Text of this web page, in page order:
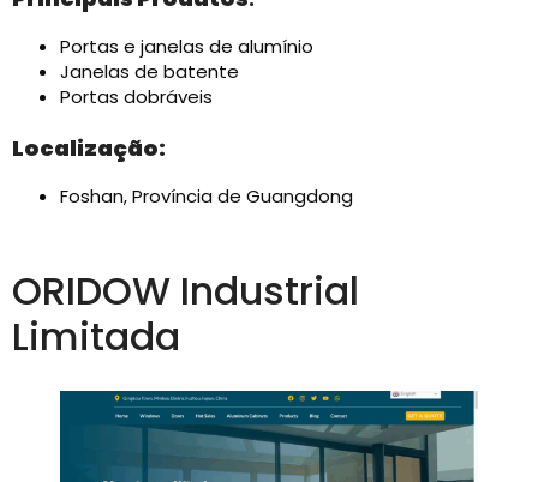
Portas e janelas de alumínio
Janelas de batente
Portas dobráveis
Localização:
Foshan, Província de Guangdong
ORIDOW Industrial
Limitada